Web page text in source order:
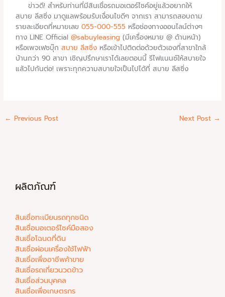
ข่าวดี! สำหรับท่านที่มีสินเชื่อรถมอเตอร์ไซค์อยู่แล้วอยากให้
สบาย ลีสซิ่ง มาดูแลพร้อมรับเงื่อนไขดีๆ จากเรา สามารถสอบถาม
รายละเอียดที่หมายเลข055-000-555 หรือช่องทางออนไลน์ต่างๆ
ทาง LINE Official @sabuyleasing (มีเครื่องหมาย @ ด้านหน้า)
หรือเพจเฟซบุ๊กสบาย ลีสซิ่ง หรือเข้าไปติดต่อด้วยตัวเองที่สาขาใกล้
บ้านกว่า 90 สาขา เชิญปรึกษาเราได้เลยตอนนี้ รีไฟแนนซ์ให้สบายใจ
แล้วไปกันต่อ! เพราะทุกความสบายใจเป็นไปได้ที่ สบาย ลีสซิ่ง
← Previous Post Next Post →
ผลิตภัณฑ์
สินเชื่อทะเบียนรถทุกชนิด
สินเชื่อมอเตอร์ไซค์มือสอง
สินเชื่อโฉนดที่ดิน
สินเชื่อผ่อนเครื่องใช้ไฟฟ้า
สินเชื่อเพื่ออาชีพค้าขาย
สินเชื่อรถเกี่ยวนวดข้าว
สินเชื่อส่วนบุคคล
สินเชื่อเพื่อเกษตรกร